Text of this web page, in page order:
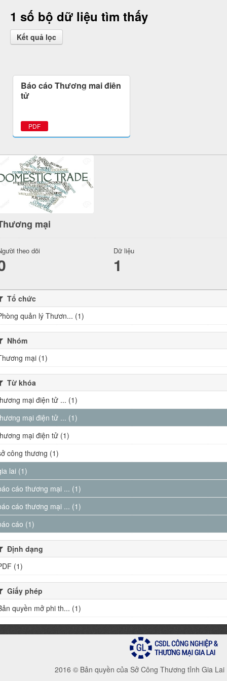
1 số bộ dữ liệu tìm thấy
Kết quả lọc
Báo cáo Thương mại điện
tử
PDF
mại
theo dõi Dữ liệu
1
Tổ chức
quản lý Thươn... (1)
Nhóm
mại (1)
Từ khóa
mại điện tử ... (1)
mại điện tử ... (1)
mại điện tử (1)
công thương (1)
lai (1)
cáo thương mại ... (1)
cáo thương mại ... (1)
cáo (1)
Định dạng
(1)
Giấy phép
quyền mở phi th... (1)
2016 © Bản quyền của Sở Công Thương tỉnh Gia Lai